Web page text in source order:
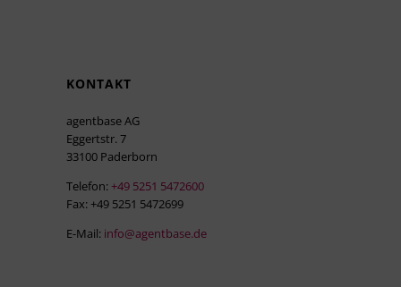
KONTAKT
agentbase AG
Eggertstr. 7
33100 Paderborn
Telefon: +49 5251 5472600
Fax: +49 5251 5472699
E-Mail: info@agentbase.de